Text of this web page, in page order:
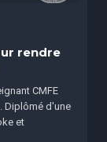
rendre
CMFE
Diplômé d'une
et